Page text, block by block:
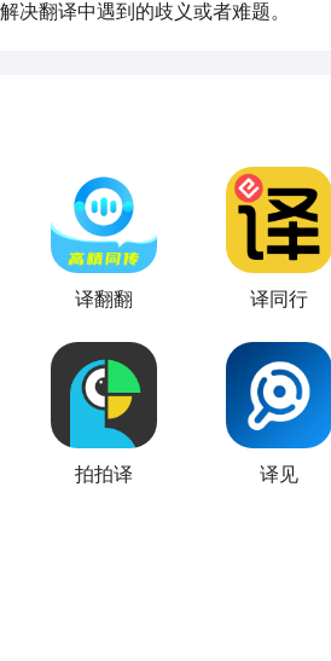
决翻译中遇到的歧义或者难题。
译翻翻 译同行
拍拍译 译见